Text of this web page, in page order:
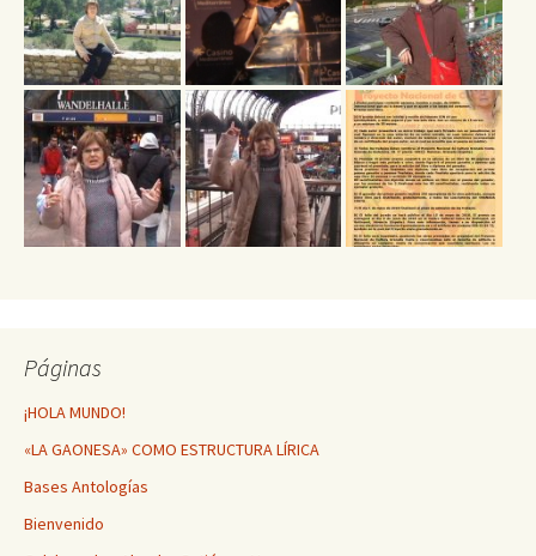
Páginas
¡HOLA MUNDO!
«LA GAONESA» COMO ESTRUCTURA LÍRICA
Bases Antologías
Bienvenido